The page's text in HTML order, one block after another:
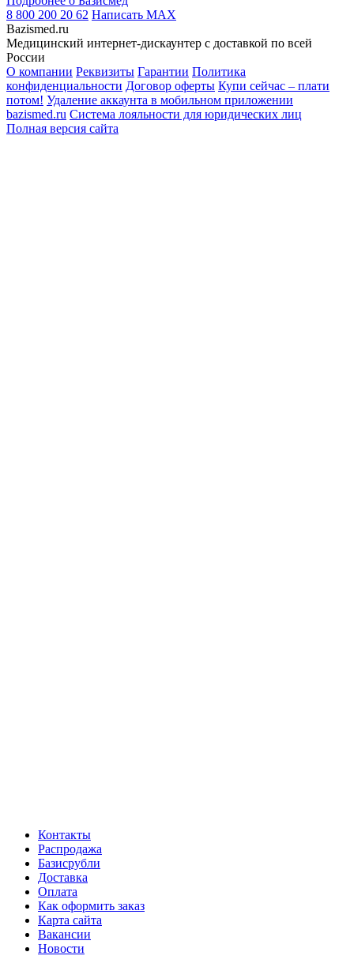
8 800 200 20 62 Написать MAX
Bazismed.ru
Медицинский интернет-дискаунтер с доставкой по всей
России
О компании Реквизиты Гарантии Политика
конфиденциальности Договор оферты Купи сейчас – плати
потом! Удаление аккаунта в мобильном приложении
bazismed.ru Система лояльности для юридических лиц
Полная версия сайта
Контакты
Распродажа
Базисрубли
Доставка
Оплата
Как оформить заказ
Карта сайта
Вакансии
Новости